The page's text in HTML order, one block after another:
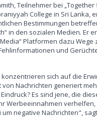
Teilnehmer bei
College in Sri Lanka,
Bestimmungen
in den sozialen Medien. Er
Platformen dazu Wege
und
konzentrieren sich auf die
von Nachrichten generiert
Es sind jene, die
Werbeeinnahmen
negative Nachrichten",